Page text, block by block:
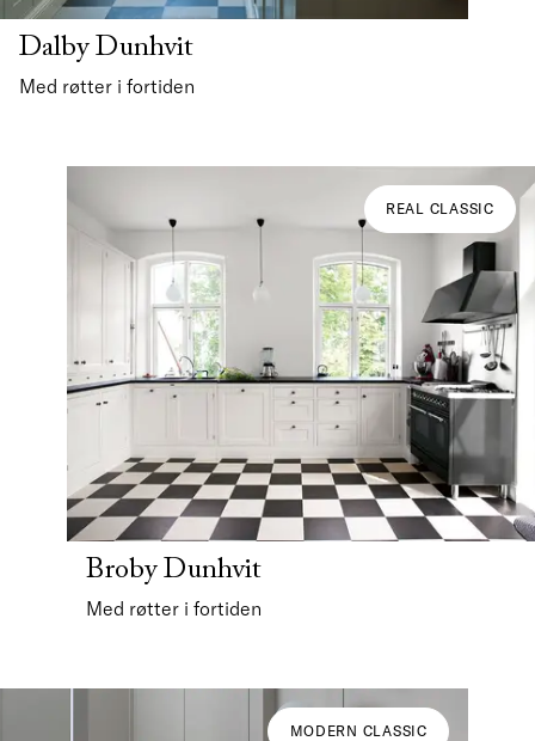
Dalby Dunhvit
Med røtter i fortiden
REAL CLASSIC
Broby Dunhvit
Med røtter i fortiden
MODERN CLASSIC